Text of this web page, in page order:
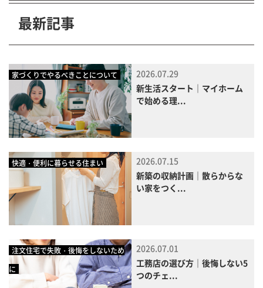
最新記事
家づくりでやるべきことについて
2026.07.29
新生活スタート｜マイホーム
で始める理...
快適・便利に暮らせる住まい
2026.07.15
新築の収納計画｜散らからな
い家をつく...
注文住宅で失敗・後悔をしないため
に
2026.07.01
工務店の選び方｜後悔しない5
つのチェ...